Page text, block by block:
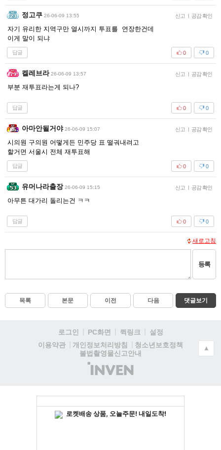
정고쿠 26-06-09 13:55 신고 | 공감 확인
자기 유리한 지역구만 열시까지 투표를 연장한건데
이게 말이 되냐
답글 0
0
켈레브라 26-06-09 13:57 신고 | 공감 확인
부분 재투표라는게 되나?
답글 0
0
아마안될거야 26-06-09 15:07 신고 | 공감 확인
시의원 구의원 어떻게든 민주당 표 떨궈내려고
할거면 서울시 전체 재투표해
답글 0
0
유머나라출장 26-06-09 15:15 신고 | 공감 확인
아무튼 대가리 돌리는건 ㅋㅋ
답글 0
0
새로고침
등록
목록 본문 이전 다음 댓글보기
로그인 PC화면 퀵링크
설정
이용약관
개인정보처리방침
청소년보호정책
불법촬영물신고안내
(주)
인
▲